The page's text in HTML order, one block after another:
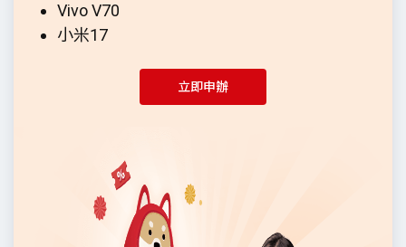
Vivo V70
小米17
立即申辦